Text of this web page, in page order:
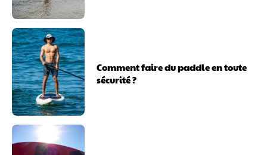
Comment faire du paddle en toute
sécurité ?